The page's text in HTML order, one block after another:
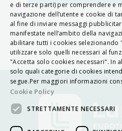
e di terze parti) per comprendere e
navigazione dell’utente e cookie di
al fine di inviare messaggi
manifestate nell’ambito della
abilitare tutti i cookies selezionando
utilizzare solo quelli necessari al
"Accetta solo cookies necessari". In
solo quali categorie di cookies
segue.Per maggiori informazioni
Cookie Policy
STRETTAMENTE NECESSARI